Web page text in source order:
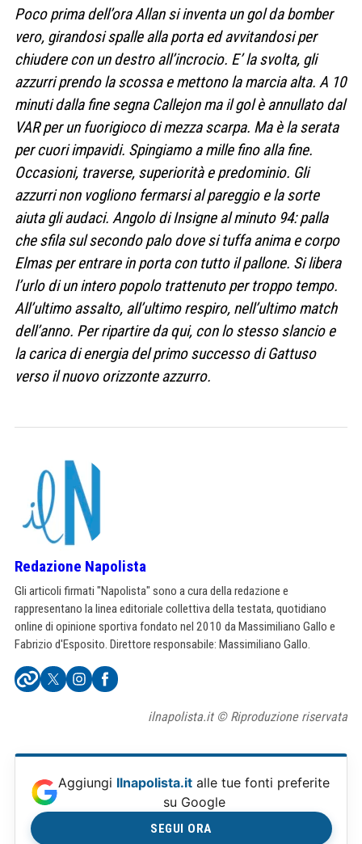
Poco prima dell’ora Allan si inventa un gol da bomber
vero, girandosi spalle alla porta ed avvitandosi per
chiudere con un destro all’incrocio. E’ la svolta, gli
azzurri prendo la scossa e mettono la marcia alta. A 10
minuti dalla fine segna Callejon ma il gol è annullato dal
VAR per un fuorigioco di mezza scarpa. Ma è la serata
per cuori impavidi. Spingiamo a mille fino alla fine.
Occasioni, traverse, superiorità e predominio. Gli
azzurri non vogliono fermarsi al pareggio e la sorte
aiuta gli audaci. Angolo di Insigne al minuto 94: palla
che sfila sul secondo palo dove si tuffa anima e corpo
Elmas per entrare in porta con tutto il pallone. Si libera
l’urlo di un intero popolo trattenuto per troppo tempo.
All’ultimo assalto, all’ultimo respiro, nell’ultimo match
dell’anno. Per ripartire da qui, con lo stesso slancio e
la carica di energia del primo successo di Gattuso
verso il nuovo orizzonte azzurro.
Redazione Napolista
Gli articoli firmati "Napolista" sono a cura della redazione e
rappresentano la linea editoriale collettiva della testata, quotidiano
online di opinione sportiva fondato nel 2010 da Massimiliano Gallo e
Fabrizio d'Esposito. Direttore responsabile: Massimiliano Gallo.
ilnapolista.it © Riproduzione riservata
Aggiungi Ilnapolista.it alle tue fonti preferite
su Google
SEGUI ORA